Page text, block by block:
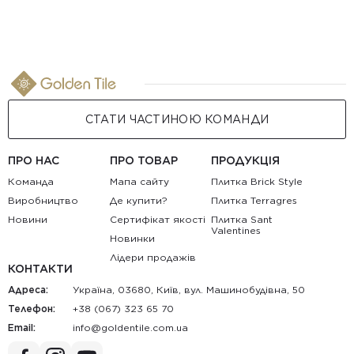
СТАТИ ЧАСТИНОЮ КОМАНДИ
ПРО НАС
Команда
Виробництво
Новини
ПРО ТОВАР
Мапа сайту
Де купити?
Сертифікат якості
Новинки
Лідери продажів
ПРОДУКЦІЯ
Плитка Brick Style
Плитка Terragres
Плитка Sant
Valentines
КОНТАКТИ
Адреса:
Україна, 03680, Київ, вул. Машинобудівна, 50
Телефон:
+38 (067) 323 65 70
Email:
au.moc.elitnedlog@ofni